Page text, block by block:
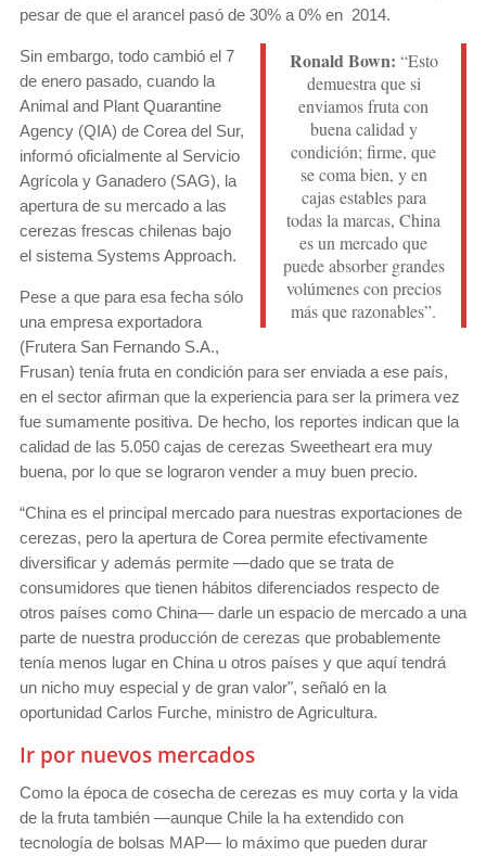
pesar de que el arancel pasó de 30% a 0% en 2014.
Ronald Bown: “Esto
demuestra que si
enviamos fruta con
buena calidad y
condición; firme, que
se coma bien, y en
cajas estables para
todas la marcas, China
es un mercado que
puede absorber grandes
volúmenes con precios
más que razonables”.
Sin embargo, todo cambió el 7
de enero pasado, cuando la
Animal and Plant Quarantine
Agency (QIA) de Corea del Sur,
informó oficialmente al Servicio
Agrícola y Ganadero (SAG), la
apertura de su mercado a las
cerezas frescas chilenas bajo
el sistema Systems Approach.
Pese a que para esa fecha sólo
una empresa exportadora
(Frutera San Fernando S.A.,
Frusan) tenía fruta en condición para ser enviada a ese país,
en el sector afirman que la experiencia para ser la primera vez
fue sumamente positiva. De hecho, los reportes indican que la
calidad de las 5.050 cajas de cerezas Sweetheart era muy
buena, por lo que se lograron vender a muy buen precio.
“China es el principal mercado para nuestras exportaciones de
cerezas, pero la apertura de Corea permite efectivamente
diversificar y además permite —dado que se trata de
consumidores que tienen hábitos diferenciados respecto de
otros países como China— darle un espacio de mercado a una
parte de nuestra producción de cerezas que probablemente
tenía menos lugar en China u otros países y que aquí tendrá
un nicho muy especial y de gran valor", señaló en la
oportunidad Carlos Furche, ministro de Agricultura.
Ir por nuevos mercados
Como la época de cosecha de cerezas es muy corta y la vida
de la fruta también —aunque Chile la ha extendido con
tecnología de bolsas MAP— lo máximo que pueden durar